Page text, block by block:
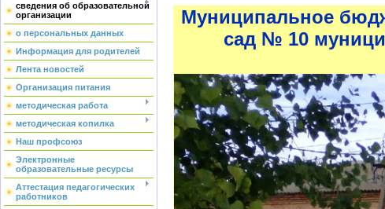
сведения об образовательной
организации
о персональных данных
Информация для родителей
Лента новостей
Организация питания
методическая работа
методическая копилка
Наш профсоюз
Электронные
образовательные ресурсы
Аттестация педагогических
работников
Муниципальное
сад № 10